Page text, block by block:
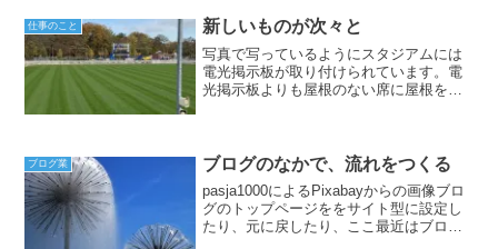
不幸中の幸いです。...
仕事のこと 新しいものが次々と
写真で写っているようにスタジアムには
電光掲示板が取り付けられています。電
光掲示板よりも屋根のない席に屋根を取
その他にもチームの母体...
ブログ業 ブログのなかで、流れをつくる
pasja1000によるPixabayからの画像ブロ
グのトップページををサイト型に設定し
たり、元に戻したり、ここ最近はブログ